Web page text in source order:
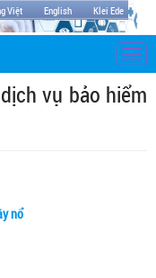
Việt English Klei Ede
vụ bảo hiểm
nổ